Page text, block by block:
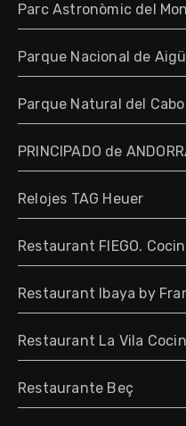
Parc Astronòmic del
Parque Nacional de
Parque Natural del
PRINCIPADO de
Relojes TAG Heuer
Restaurant FIEGO.
Restaurant Ibaya by
Restaurant La Vila
Restaurante Beç